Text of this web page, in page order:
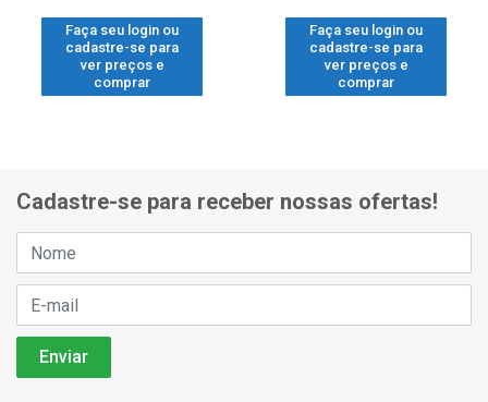
Faça seu login ou
cadastre-se para
ver preços e
comprar
Faça seu login ou
cadastre-se para
ver preços e
comprar
Cadastre-se para receber nossas ofertas!